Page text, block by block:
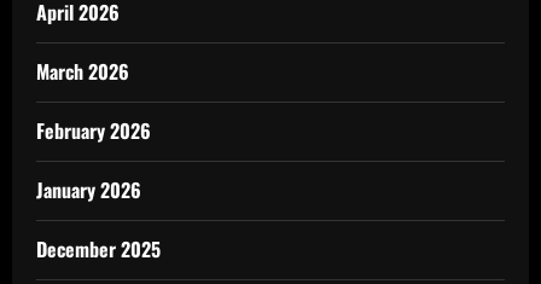
April 2026
March 2026
February 2026
January 2026
December 2025